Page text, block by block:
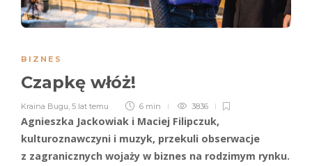
BIZNES
Czapkę włóż!
Kraina Bugu, 5 lat temu 6 min 3836
Agnieszka Jackowiak i Maciej Filipczuk,
kulturoznawczyni i muzyk, przekuli obserwacje
z zagranicznych wojaży w biznes na rodzimym rynku.